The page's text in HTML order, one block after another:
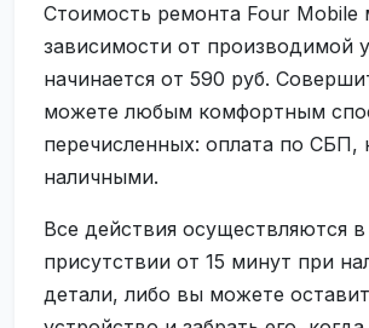
Стоимость ремонта Four Mobile
зависимости от производимой
начинается от 590 руб.
можете любым комфортным
перечисленных: оплата по СБП,
наличными.
Все действия осуществляются
присутствии от 15 минут при
детали, либо вы можете